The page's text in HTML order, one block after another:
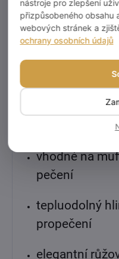
rovnoměrné
manipulaci.
i při přímém
samonosné –
vhodné na
pečení
tepluodolný
propečení
elegantní
nástroje pro zlepšení
přizpůsobeného obsahu
webových stránek a
ochrany osobních údajů